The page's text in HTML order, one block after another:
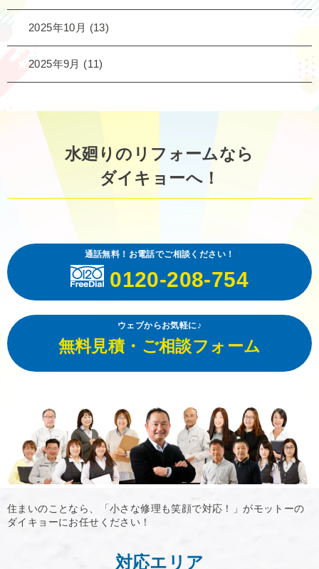
2025年10月 (13)
2025年9月 (11)
水廻りのリフォームなら
ダイキョーへ！
通話無料！お電話でご相談ください！
0120-208-754
ウェブからお気軽に♪
無料見積・ご相談フォーム
住まいのことなら、「小さな修理も笑顔で対応！」がモットーの
ダイキョーにお任せください！
対応エリア